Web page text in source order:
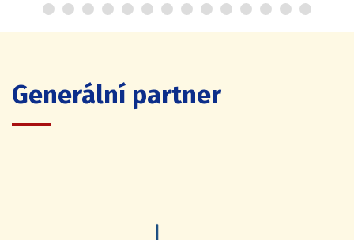
Generální partner